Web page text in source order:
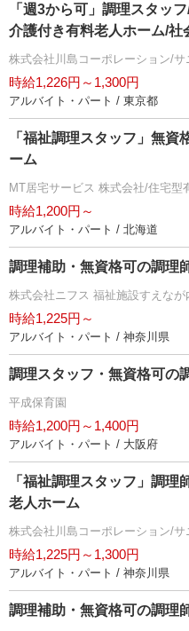
「週3から可」調理スタッ
介護付き有料老人ホーム/社
株式会社川島コーポレーション/
時給1,226円～1,300円
アルバイト・パート / 東京都
「福祉調理スタッフ」無
ーム
MT居宅サービス 株式会社/住宅
時給1,200円～
アルバイト・パート / 北海道
調理補助・無資格可の調理
株式会社ニフス 福祉施設すえなが
時給1,225円～
アルバイト・パート / 神奈川県
調理スタッフ・無資格可の
平成保育園
時給1,200円～1,400円
アルバイト・パート / 大阪府
「福祉調理スタッフ」調
老人ホーム
株式会社川島コーポレーション/
時給1,225円～1,300円
アルバイト・パート / 神奈川県
調理補助・無資格可の調理